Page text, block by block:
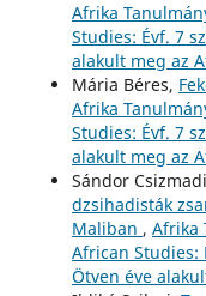
Afrika
Studies: Évf. 7
alakult meg az
Mária Béres,
Afrika
Studies: Évf. 7
alakult meg az
Sándor
dzsihadisták
Maliban , Afrika
African Studies:
Ötven éve